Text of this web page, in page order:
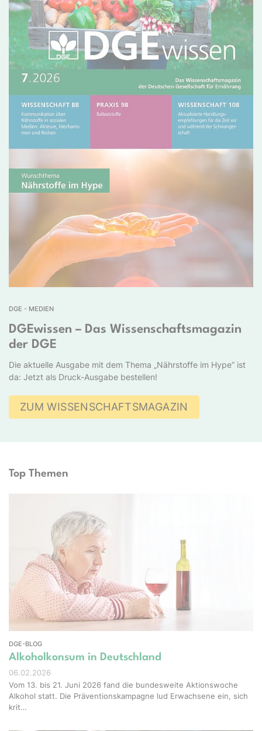
DGE - MEDIEN
DGEwissen – Das Wissenschaftsmagazin
der DGE
Die aktuelle Ausgabe mit dem Thema „Nährstoffe im Hype“ ist
da: Jetzt als Druck-Ausgabe bestellen!
ZUM WISSENSCHAFTSMAGAZIN
Top Themen
DGE-BLOG
Alkoholkonsum in Deutschland
06.02.2026
Vom 13. bis 21. Juni 2026 fand die bundesweite Aktionswoche
Alkohol statt. Die Präventionskampagne lud Erwachsene ein, sich
krit…